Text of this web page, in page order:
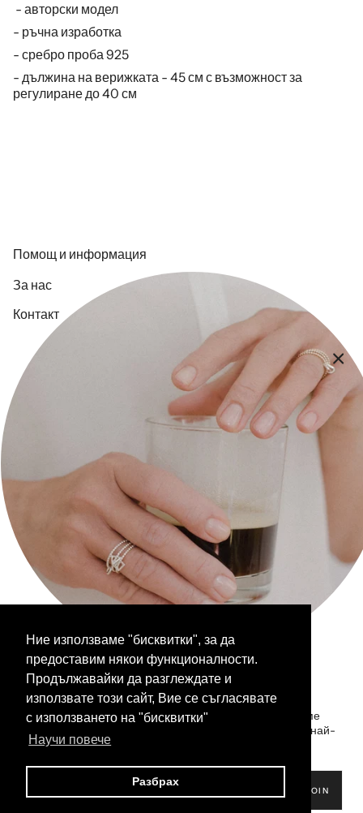
Ние използваме "бисквитки", за да
предоставим някои функционалности.
Продължавайки да разглеждате и
използвате този сайт, Вие се съгласявате
с използването на "бисквитки"
Научи повече
Разбрах
- авторски модел
- ръчна изработка
- сребро проба 925
- дължина на верижката - 45 см с възможност за
регулиране до 40 см
Помощ и информация
За нас
Контакт
Плащане и доставка
Общи Условия
Политика за поверителност
Следете ни на:
Facebook
Instagram
Бъдете вътрешен човек
ВКЛЮЧИ СЕ
JOIN THE CLUB
Бъди вътрешен човек!
Абонирай се за нашия бюлетин, за да ти изпращаме
любовни бележки с актуална информация за нашите най-
нови колекции и неустоими предложения!
JOIN